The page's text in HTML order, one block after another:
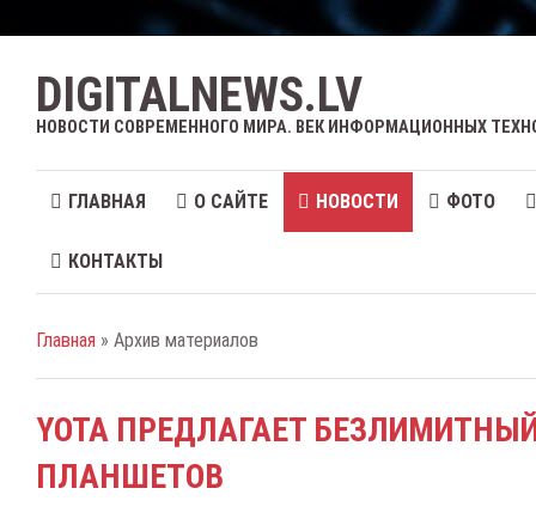
DIGITALNEWS.LV
НОВОСТИ СОВРЕМЕННОГО МИРА. ВЕК ИНФОРМАЦИОННЫХ
ГЛАВНАЯ О САЙТЕ НОВОСТИ ФОТО
КОНТАКТЫ
Главная » Архив материалов
YOTA ПРЕДЛАГАЕТ
ПЛАНШЕТОВ